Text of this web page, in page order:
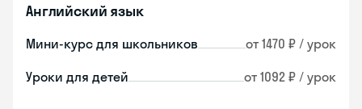
Английский язык
Мини-курс для школьников от 1470 ₽ / урок
Уроки для детей от 1092 ₽ / урок